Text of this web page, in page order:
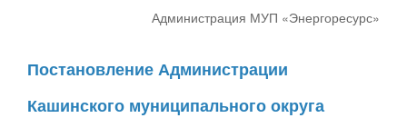
Администрация МУП «Энергоресурс»
Постановление Администрации
Кашинского муниципального округа